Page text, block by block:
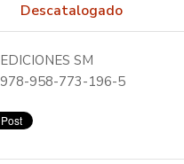
Descatalogado
EDICIONES SM
978-958-773-196-5